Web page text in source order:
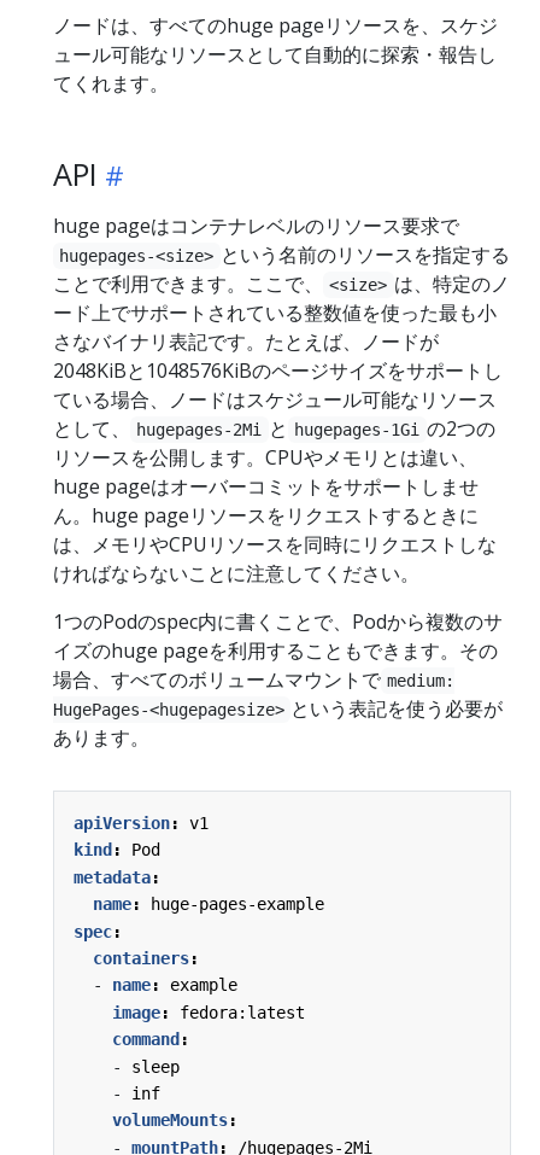
ノードは、すべてのhuge pageリソースを、スケジ
ュール可能なリソースとして自動的に探索・報告し
てくれます。
API
huge pageはコンテナレベルのリソース要求で
hugepages-<size> という名前のリソースを指定する
ことで利用できます。ここで、
<size> は、特定のノ
ード上でサポートされている整数値を使った最も小
さなバイナリ表記です。たとえば、ノードが
2048KiBと1048576KiBのページサイズをサポートし
ている場合、ノードはスケジュール可能なリソース
として、
hugepages-2Mi と hugepages-1Gi の2つの
リソースを公開します。CPUやメモリとは違い、
huge pageはオーバーコミットをサポートしませ
ん。huge pageリソースをリクエストするときに
は、メモリやCPUリソースを同時にリクエストしな
ければならないことに注意してください。
1つのPodのspec内に書くことで、Podから複数のサ
イズのhuge pageを利用することもできます。その
場合、すべてのボリュームマウントで medium:
HugePages-<hugepagesize> という表記を使う必要が
あります。
apiVersion:
v1
kind :
Pod
metadata:
name:
huge-pages-example
spec:
containers:
- name:
example
image:
fedora:latest
command :
- sleep
- inf
volumeMounts:
- mountPath: /hugepages-2Mi